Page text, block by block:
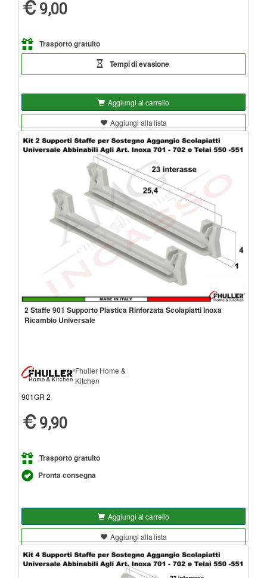
9,00
Trasporto gratuito
Tempi di evasione
Aggiungi al carrello
Aggiungi alla lista
2 Staffe 901 Supporto Plastica Rinforzata Scolapiatti Inoxa
Ricambio Universale
Fhuller Home &
Kitchen
901GR 2
9,90
Trasporto gratuito
Pronta consegna
Aggiungi al carrello
Aggiungi alla lista